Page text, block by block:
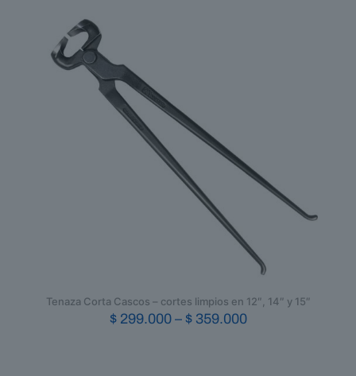
Tenaza Corta Cascos – cortes limpios en 12″, 14″ y 15″
$299.000 – $359.000Price